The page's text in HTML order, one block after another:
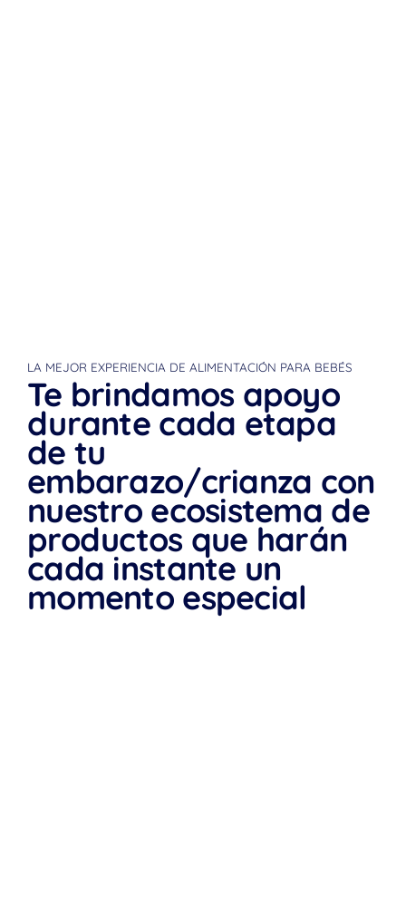
LA MEJOR EXPERIENCIA DE ALIMENTACIÓN PARA BEBÉS
Te brindamos apoyo
durante cada etapa
de tu
embarazo/crianza con
nuestro ecosistema de
productos que harán
cada instante un
momento especial